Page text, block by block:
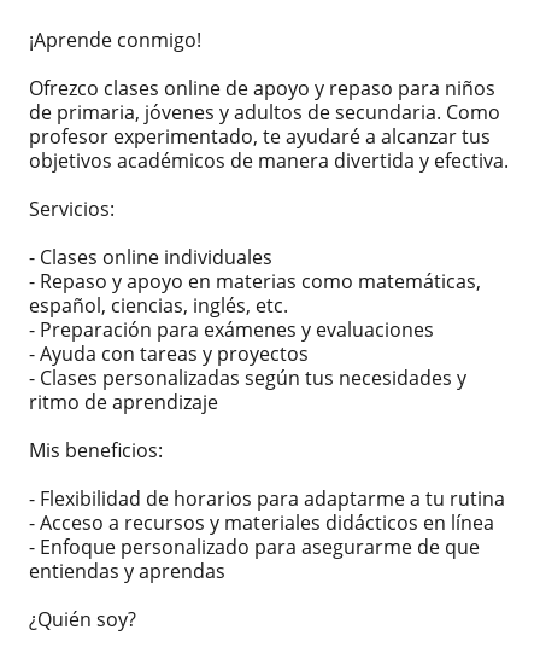
¡Aprende conmigo!
Ofrezco clases online de apoyo y repaso para niños
de primaria, jóvenes y adultos de secundaria. Como
profesor experimentado, te ayudaré a alcanzar tus
objetivos académicos de manera divertida y efectiva.
Servicios:
- Clases online individuales
- Repaso y apoyo en materias como matemáticas,
español, ciencias, inglés, etc.
- Preparación para exámenes y evaluaciones
- Ayuda con tareas y proyectos
- Clases personalizadas según tus necesidades y
ritmo de aprendizaje
Mis beneficios:
- Flexibilidad de horarios para adaptarme a tu rutina
- Acceso a recursos y materiales didácticos en línea
- Enfoque personalizado para asegurarme de que
entiendas y aprendas
¿Quién soy?